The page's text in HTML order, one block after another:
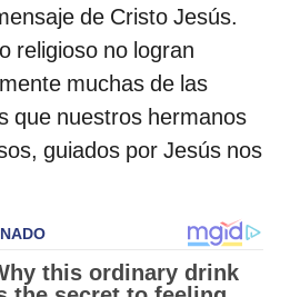
de Cristo Jesús.
religioso no logran
muchas de las
que nuestros hermanos
guiados por Jesús nos